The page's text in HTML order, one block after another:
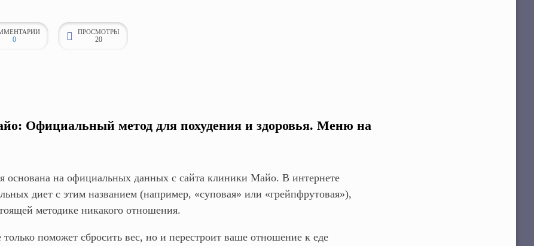
0
ПРОСМОТРЫ
20
Официальный метод для похудения и здоровья. Меню на
основана на официальных данных с сайта клиники Майо. В интернете
диет с этим названием (например, «суповая» или «грейпфрутовая»),
методике никакого отношения.
поможет сбросить вес, но и перестроит ваше отношение к еде